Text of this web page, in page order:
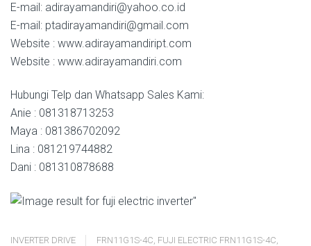
E-mail: adirayamandiri@yahoo.co.id
E-mail: ptadirayamandiri@gmail.com
Website : www.adirayamandiript.com
Website : www.adirayamandiri.com
Hubungi Telp dan Whatsapp Sales Kami:
Anie : 081318713253
Maya : 081386702092
Lina : 081219744882
Dani : 081310878688
INVERTER DRIVE FRN11G1S-4C FUJI ELECTRIC FRN11G1S-4C